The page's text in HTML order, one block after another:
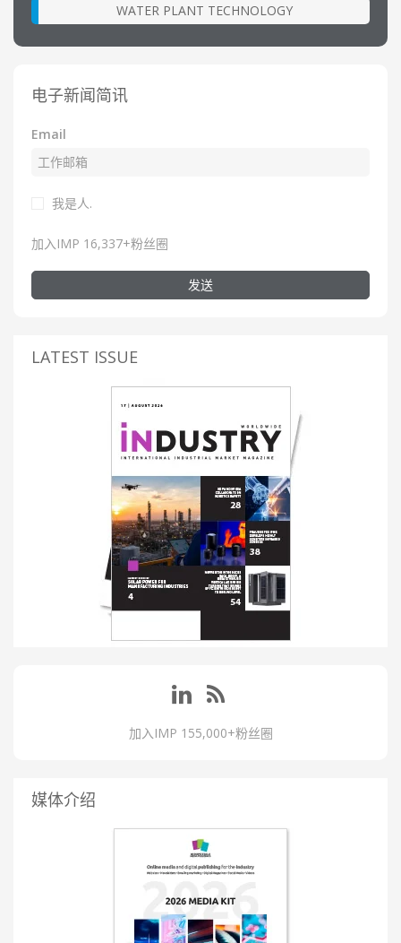
WATER PLANT TECHNOLOGY
电子新闻简讯
Email
我是人.
加入IMP 16,337+粉丝圈
发送
LATEST ISSUE
加入IMP 155,000+粉丝圈
媒体介绍